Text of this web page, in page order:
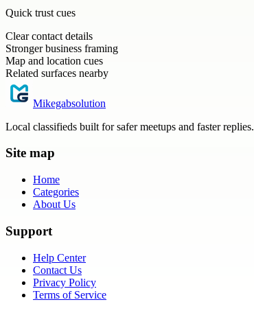
Quick trust cues
Clear contact details
Stronger business framing
Map and location cues
Related surfaces nearby
Mikegabsolution
Local classifieds built for safer meetups and faster replies.
Site map
Home
Categories
About Us
Support
Help Center
Contact Us
Privacy Policy
Terms of Service